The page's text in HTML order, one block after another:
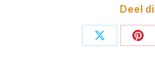
Deel
Deel